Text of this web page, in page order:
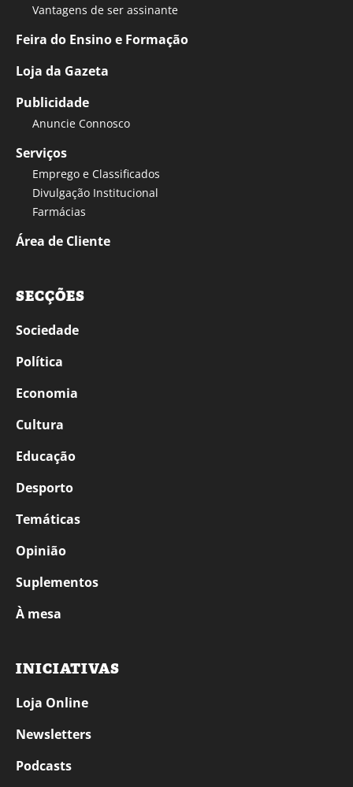
Vantagens de ser assinante
Feira do Ensino e Formação
Loja da Gazeta
Publicidade
Anuncie Connosco
Serviços
Emprego e Classificados
Divulgação Institucional
Farmácias
Área de Cliente
SECÇÕES
Sociedade
Política
Economia
Cultura
Educação
Desporto
Temáticas
Opinião
Suplementos
À mesa
INICIATIVAS
Loja Online
Newsletters
Podcasts